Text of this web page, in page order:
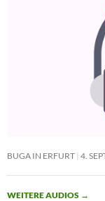
BUGA IN ERFURT 4.
WEITERE AUDIOS →